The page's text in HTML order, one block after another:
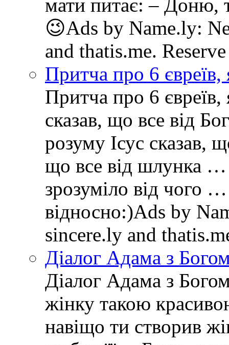
мати питає: – Доню,
😉Ads by Name.ly:
and thatis.me.
Притча про 6 євреїв,
Притча про 6 євреїв,
сказав, що все від
розуму Ісус сказав,
що все від шлунка
зрозуміло від чого
відносно:)Ads by
sincere.ly and
Діалог Адама з
Діалог Адама з
жінку такою
навіщо ти створив